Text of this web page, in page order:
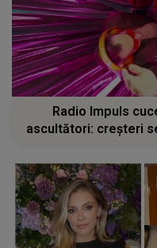
Radio Impuls
ascultători: creșteri